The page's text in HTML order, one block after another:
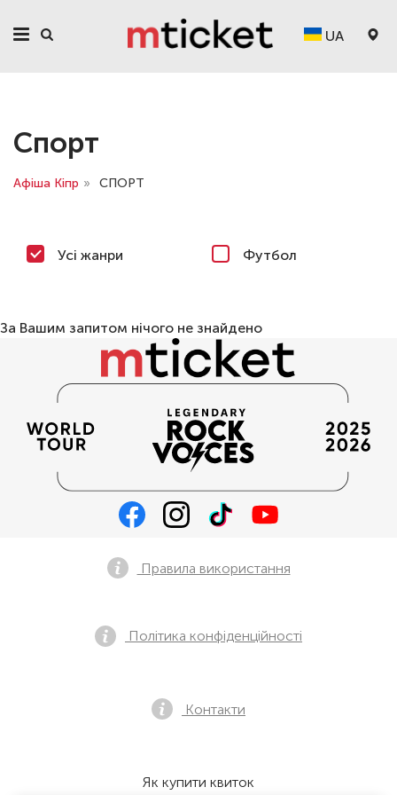
UA
Спорт
Афіша Кіпр » СПОРТ
Усі жанри Футбол
За Вашим запитом нічого не знайдено
Правила використання
Політика конфіденційності
Контакти
Як купити квиток